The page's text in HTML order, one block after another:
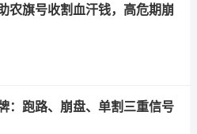
农旗号收割血汗钱，高危期崩
：跑路、崩盘、单割三重信号